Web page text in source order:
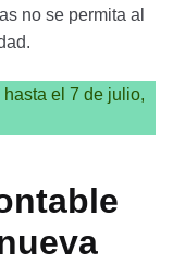
no se permita al
el 7 de julio,